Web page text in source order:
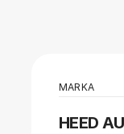
MARKA
HEED